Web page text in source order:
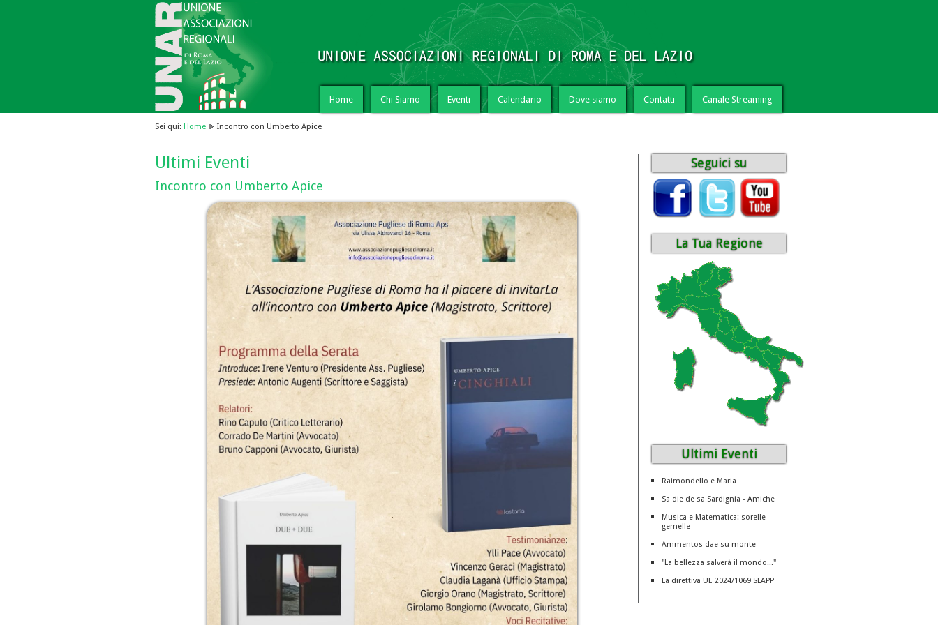
Home Chi Siamo Eventi Calendario Dove siamo Contatti Canale Streaming
Sei qui: Home Incontro con Umberto Apice
Ultimi Eventi
Incontro con Umberto Apice
Seguici su
La Tua Regione
Ultimi Eventi
Raimondello e Maria
Sa die de sa Sardignia - Amiche
Musica e Matematica: sorelle
gemelle
Ammentos dae su monte
"La bellezza salverà il mondo..."
La direttiva UE 2024/1069 SLAPP